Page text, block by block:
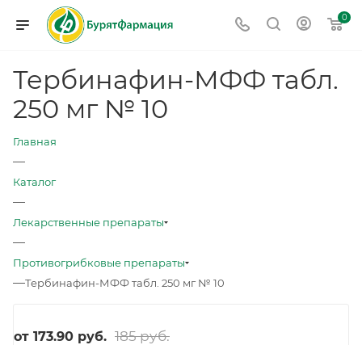
0
Тербинафин-МФФ табл.
250 мг № 10
Главная
—
Каталог
—
Лекарственные препараты
—
Противогрибковые препараты
—Тербинафин-МФФ табл. 250 мг № 10
от 173.90 руб. 185 руб.